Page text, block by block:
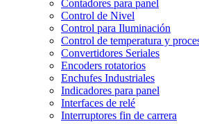
Contadores para panel
Control de Nivel
Control para Iluminación
Control de temperatura y
Convertidores Seriales
Encoders rotatorios
Enchufes Industriales
Indicadores para panel
Interfaces de relé
Interruptores fin de carrera